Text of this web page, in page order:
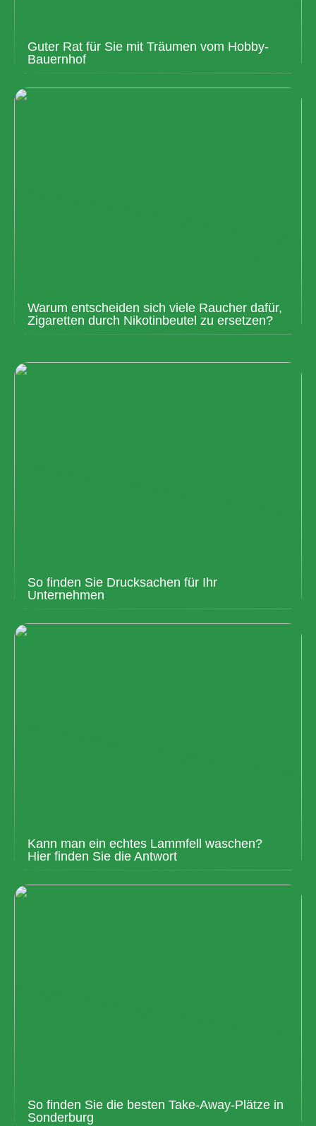
Guter Rat für Sie mit Träumen vom Hobby-
Bauernhof
Warum entscheiden sich viele Raucher dafür,
Zigaretten durch Nikotinbeutel zu ersetzen?
So finden Sie Drucksachen für Ihr
Unternehmen
Kann man ein echtes Lammfell waschen?
Hier finden Sie die Antwort
So finden Sie die besten Take-Away-Plätze in
Sonderburg